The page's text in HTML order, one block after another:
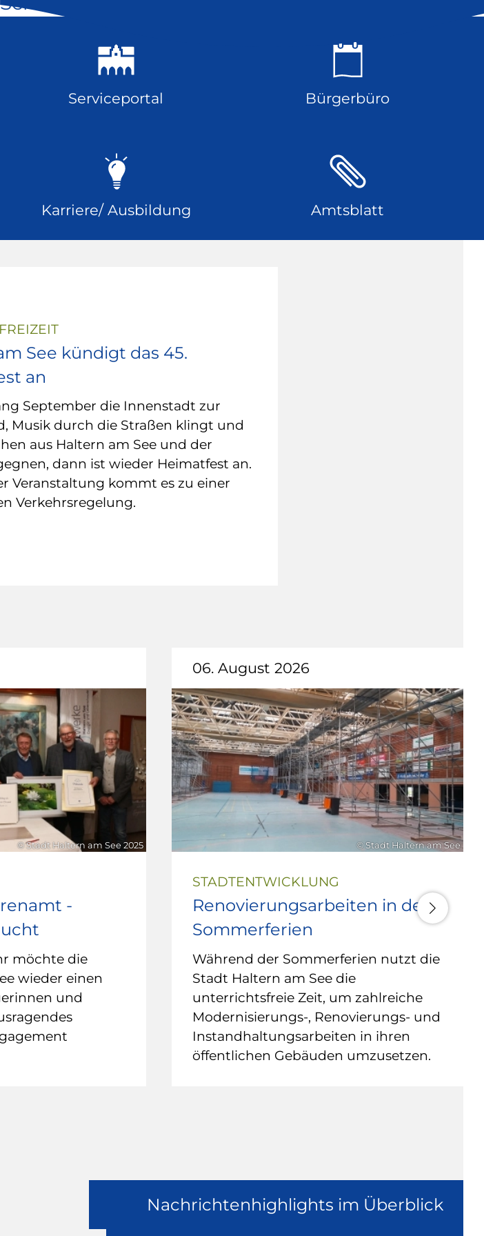
Serviceportal Bürgerbüro
Karriere/ Ausbildung Amtsblatt
See kündigt das 45.
an
September die Innenstadt zur
Musik durch die Straßen klingt und
aus Haltern am See und der
dann ist wieder Heimatfest an.
Veranstaltung kommt es zu einer
Verkehrsregelung.
© Stadt Haltern am See 2025
-
möchte die
wieder einen
und
06. August 2026
© Stadt Haltern am See
STADTENTWICKLUNG
Renovierungsarbeiten in den
Sommerferien
Während der Sommerferien nutzt die
Stadt Haltern am See die
unterrichtsfreie Zeit, um zahlreiche
Modernisierungs-, Renovierungs- und
Instandhaltungsarbeiten in ihren
öffentlichen Gebäuden umzusetzen.
Nachrichtenhighlights im Überblick